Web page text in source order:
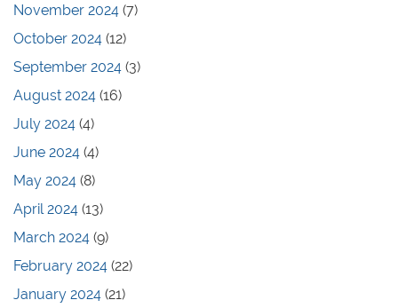
November 2024 (7)
October 2024 (12)
September 2024 (3)
August 2024 (16)
July 2024 (4)
June 2024 (4)
May 2024 (8)
April 2024 (13)
March 2024 (9)
February 2024 (22)
January 2024 (21)